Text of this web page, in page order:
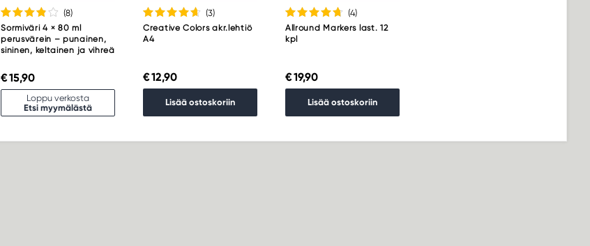
(8)
Sormiväri 4 × 80 ml
perusvärein – punainen,
sininen, keltainen ja vihreä
€ 15,90
Loppu verkosta
Etsi myymälästä
(3)
Creative Colors akr.lehtiö
A4
€ 12,90
Lisää ostoskoriin
(4)
Allround Markers last. 12
kpl
€ 19,90
Lisää ostoskoriin